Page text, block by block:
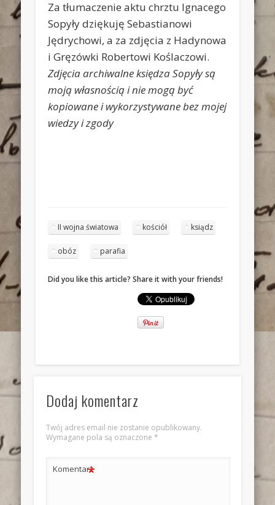
Za tłumaczenie aktu chrztu Ignacego
Sopyły dziękuję Sebastianowi
Jędrychowi, a za zdjęcia z Hadynowa
i Gręzówki Robertowi Koślaczowi.
Zdjęcia archiwalne księdza Sopyły są
moją własnością i nie mogą być
kopiowane i wykorzystywane bez mojej
wiedzy i zgody
II wojna światowa kościół ksiądz
obóz parafia
Did you like this article? Share it with your friends!
Dodaj komentarz
Twój adres email nie zostanie opublikowany.
Wymagane pola są oznaczone *
Komentarz
*